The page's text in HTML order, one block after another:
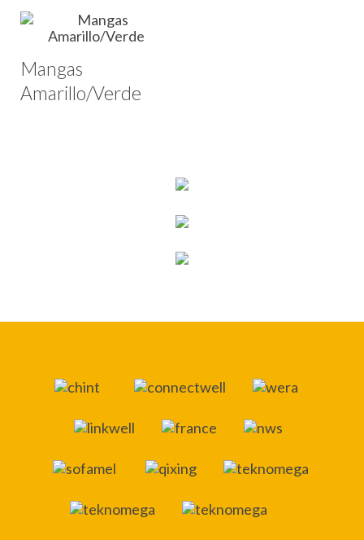
Mangas
Amarillo/Verde